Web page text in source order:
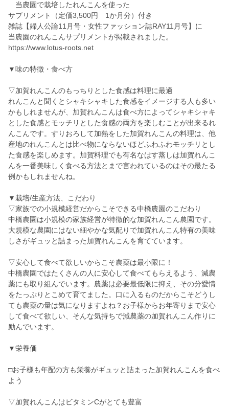
当農園で栽培したれんこんを使った
サプリメント（定価3,500円 1か月分）付き
雑誌【婦人公論11月号・女性ファッション誌RAY11月号】に
当農園のれんこんサプリメントが掲載されました。
https://www.lotus-roots.net
▼味の特徴・食べ方
▽加賀れんこんのもっちりとした食感は料理に最適
れんこんと聞くとシャキシャキした食感をイメージする人も多い
かもしれませんが、加賀れんこんは食べ方によってシャキシャキ
とした食感とモッチリとした食感の両方を楽しむことが出来るれ
んこんです。すりおろして加熱をした加賀れんこんの料理は、他
産地のれんこんとは比べ物にならないほどふわふわモッチリとし
た食感を楽しめます。加賀料理でも有名なはす蒸しは加賀れんこ
んを一番美味しく食べる方法とまで言われているのはその最たる
例かもしれませんね。
▼栽培/生産方法、こだわり
▽家族での小規模経営だからこそできる中橋農園のこだわり
中橋農園は小規模の家族経営が特徴的な加賀れんこん農園です。
大規模な農園にはない細やかな気配りで加賀れんこん特有の美味
しさがギュッと詰まった加賀れんこんを育てています。
▽安心して食べて欲しいからこそ農薬は最小限に！
中橋農園ではたくさんの人に安心して食べてもらえるよう、減農
薬にも取り組んでいます。農薬は必要最低限に抑え、その分愛情
をたっぷりとこめて育てました。口に入るものだからこそどうし
ても農薬の量は気になりますよね？お子様からお年寄りまで安心
して食べて欲しい、そんな気持ちで減農薬の加賀れんこん作りに
励んでいます。
▼栄養価
□お子様も年配の方も栄養がギュッと詰まった加賀れんこんを食べ
よう
▽加賀れんこんはビタミンCがとても豊富